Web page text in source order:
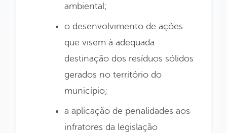
ambiental;
o desenvolvimento de ações
que visem à adequada
destinação dos resíduos sólidos
gerados no território do
município;
a aplicação de penalidades aos
infratores da legislação